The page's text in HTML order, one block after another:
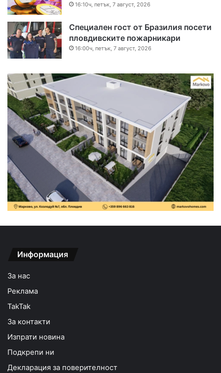
16:10ч, петък, 7 август, 2026
Специален гост от Бразилия посети
пловдивските пожарникари
16:00ч, петък, 7 август, 2026
Информация
За нас
Реклама
TakTak
За контакти
Изпрати новина
Подкрепи ни
Декларация за поверителност